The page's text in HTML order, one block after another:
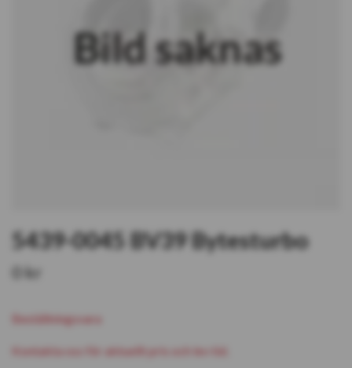
5439-0045 BV39 Bytesturbo
0 kr
Beställningsvara
Kontakta oss för aktuellt pris och lev tid.